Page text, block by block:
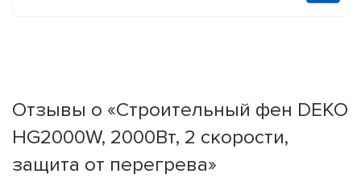
Отзывы о «Строительный фен DEKO
HG2000W, 2000Вт, 2 скорости,
защита от перегрева»